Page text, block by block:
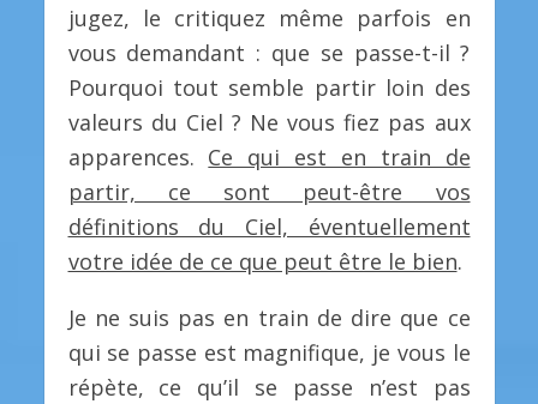
jugez, le critiquez même parfois en
vous demandant : que se passe-t-il ?
Pourquoi tout semble partir loin des
valeurs du Ciel ? Ne vous fiez pas aux
apparences. Ce qui est en train de
partir, ce sont peut-être vos
définitions du Ciel, éventuellement
votre idée de ce que peut être le bien.
Je ne suis pas en train de dire que ce
qui se passe est magnifique, je vous le
répète, ce qu’il se passe n’est pas